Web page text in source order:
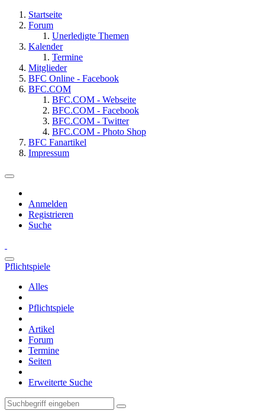
Startseite
Forum
Unerledigte Themen
Kalender
Termine
Mitglieder
BFC Online - Facebook
BFC.COM
BFC.COM - Webseite
BFC.COM - Facebook
BFC.COM - Twitter
BFC.COM - Photo Shop
BFC Fanartikel
Impressum
Anmelden
Registrieren
Suche
Pflichtspiele
Alles
Pflichtspiele
Artikel
Forum
Termine
Seiten
Erweiterte Suche